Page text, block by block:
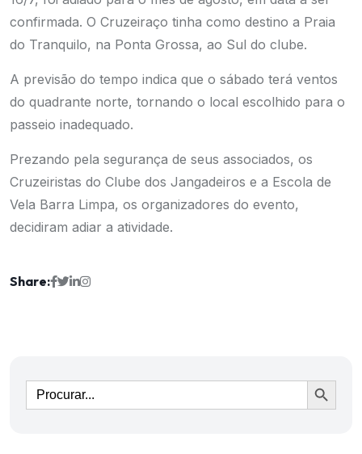
confirmada. O Cruzeiraço tinha como destino a Praia
do Tranquilo, na Ponta Grossa, ao Sul do clube.
A previsão do tempo indica que o sábado terá ventos
do quadrante norte, tornando o local escolhido para o
passeio inadequado.
Prezando pela segurança de seus associados, os
Cruzeiristas do Clube dos Jangadeiros e a Escola de
Vela Barra Limpa, os organizadores do evento,
decidiram adiar a atividade.
Share:
Ir